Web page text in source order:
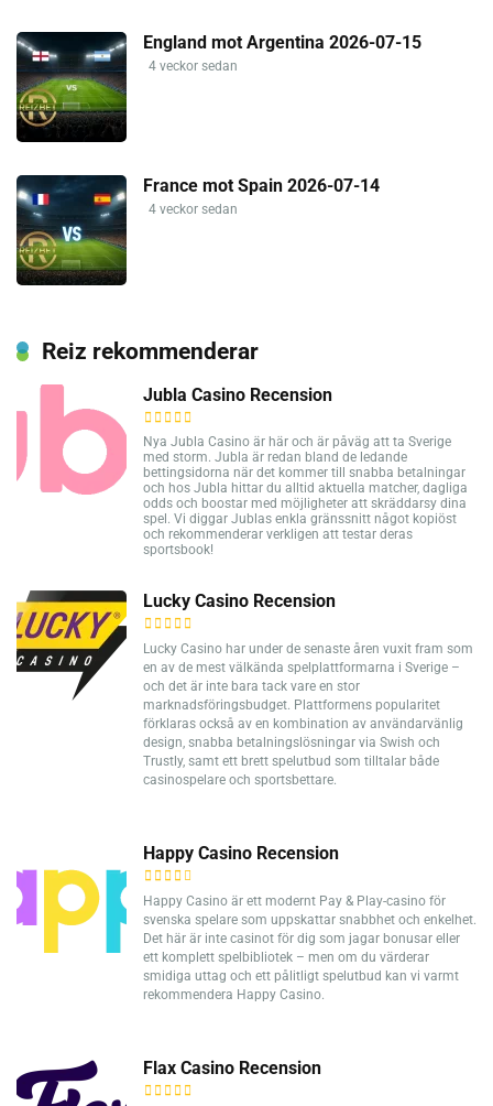
England mot Argentina 2026-07-15
4 veckor sedan
France mot Spain 2026-07-14
4 veckor sedan
Reiz rekommenderar
Jubla Casino Recension
Nya Jubla Casino är här och är påväg att ta Sverige
med storm. Jubla är redan bland de ledande
bettingsidorna när det kommer till snabba betalningar
och hos Jubla hittar du alltid aktuella matcher, dagliga
odds och boostar med möjligheter att skräddarsy dina
spel. Vi diggar Jublas enkla gränssnitt något kopiöst
och rekommenderar verkligen att testar deras
sportsbook!
Lucky Casino Recension
Lucky Casino har under de senaste åren vuxit fram som
en av de mest välkända spelplattformarna i Sverige –
och det är inte bara tack vare en stor
marknadsföringsbudget. Plattformens popularitet
förklaras också av en kombination av användarvänlig
design, snabba betalningslösningar via Swish och
Trustly, samt ett brett spelutbud som tilltalar både
casinospelare och sportsbettare.
Happy Casino Recension
Happy Casino är ett modernt Pay & Play-casino för
svenska spelare som uppskattar snabbhet och enkelhet.
Det här är inte casinot för dig som jagar bonusar eller
ett komplett spelbibliotek – men om du värderar
smidiga uttag och ett pålitligt spelutbud kan vi varmt
rekommendera Happy Casino.
Flax Casino Recension